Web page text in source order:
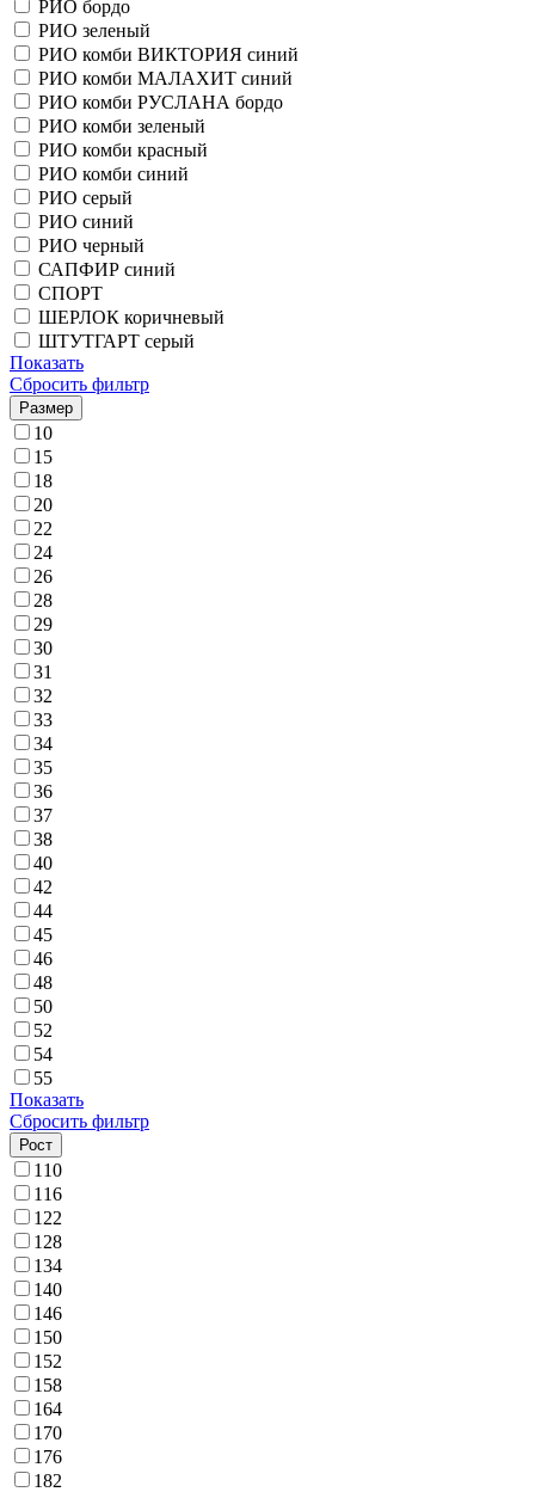
РИО бордо
РИО зеленый
РИО комби ВИКТОРИЯ синий
РИО комби МАЛАХИТ синий
РИО комби РУСЛАНА бордо
РИО комби зеленый
РИО комби красный
РИО комби синий
РИО серый
РИО синий
РИО черный
САПФИР синий
СПОРТ
ШЕРЛОК коричневый
ШТУТГАРТ серый
Показать
Сбросить фильтр
Размер
10
15
18
20
22
24
26
28
29
30
31
32
33
34
35
36
37
38
40
42
44
45
46
48
50
52
54
55
Показать
Сбросить фильтр
Рост
110
116
122
128
134
140
146
150
152
158
164
170
176
182